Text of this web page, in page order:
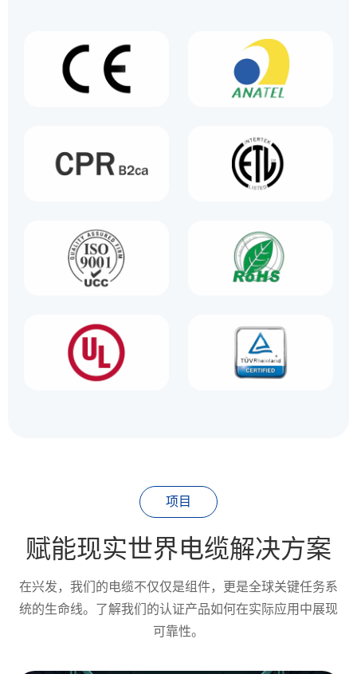
项目
赋能现实世界电缆解决方案
在兴发，我们的电缆不仅仅是组件，更是全球关键任务系
统的生命线。了解我们的认证产品如何在实际应用中展现
可靠性。